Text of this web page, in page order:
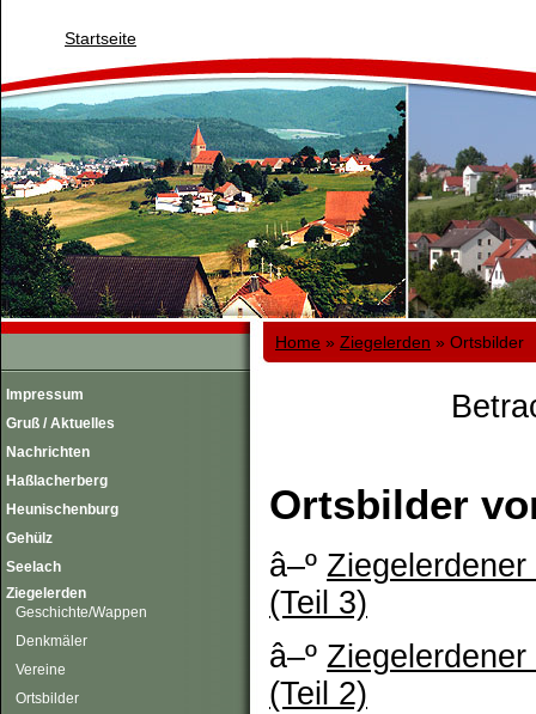
Startseite
Home » Ziegelerden » Ortsbilder
Impressum
Gruß / Aktuelles
Nachrichten
Haßlacherberg
Heunischenburg
Gehülz
Seelach
Ziegelerden
Geschichte/Wappen
Denkmäler
Vereine
Ortsbilder
Ortsbilder
â–º
(Teil 3)
â–º
(Teil 2)